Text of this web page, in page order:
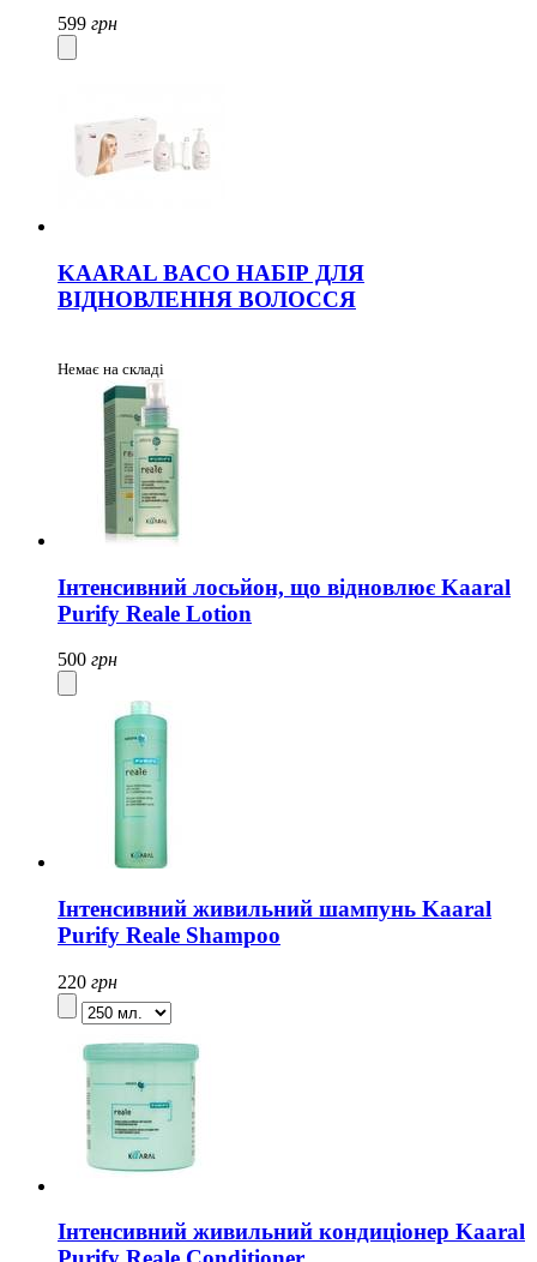
599 грн
KAARAL BACO НАБІР ДЛЯ
ВІДНОВЛЕННЯ ВОЛОССЯ
Немає на складі
Інтенсивний лосьйон, що відновлює Kaaral
Purify Reale Lotion
500 грн
Інтенсивний живильний шампунь Kaaral
Purify Reale Shampoo
220 грн
Інтенсивний живильний кондиціонер Kaaral